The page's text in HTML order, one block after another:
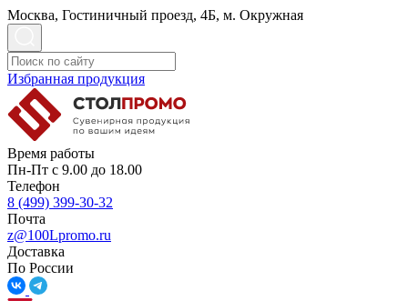
Москва, Гостиничный проезд, 4Б, м. Окружная
Избранная продукция
Время работы
Пн-Пт с 9.00 до 18.00
Телефон
8 (499) 399-30-32
Почта
z@100Lpromo.ru
Доставка
По России